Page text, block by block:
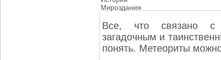
Все, что связано с
загадочным и
понять. Метеориты